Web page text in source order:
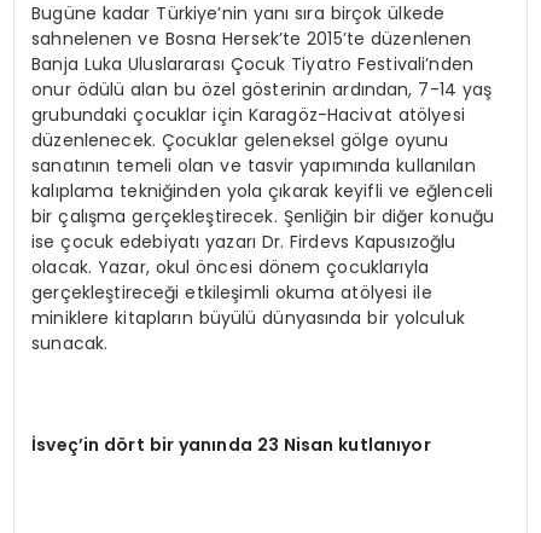
Bugüne kadar Türkiye’nin yanı sıra birçok ülkede
sahnelenen ve Bosna Hersek’te 2015’te düzenlenen
Banja Luka Uluslararası Çocuk Tiyatro Festivali’nden
onur ödülü alan bu özel gösterinin ardından, 7-14 yaş
grubundaki çocuklar için Karagöz-Hacivat atölyesi
düzenlenecek. Çocuklar geleneksel gölge oyunu
sanatının temeli olan ve tasvir yapımında kullanılan
kalıplama tekniğinden yola çıkarak keyifli ve eğlenceli
bir çalışma gerçekleştirecek. Şenliğin bir diğer konuğu
ise çocuk edebiyatı yazarı Dr. Firdevs Kapusızoğlu
olacak. Yazar, okul öncesi dönem çocuklarıyla
gerçekleştireceği etkileşimli okuma atölyesi ile
miniklere kitapların büyülü dünyasında bir yolculuk
sunacak.
İsveç’in dört bir yanında 23 Nisan kutlanıyor